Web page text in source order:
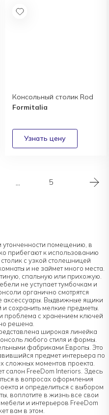
Консольный столик Rod
Formitalia
5
утонченности помещению, в
прибегают к использованию
с узкой столешницей
и не займет много места.
спальную или прихожую.
не уступает тумбочкам и
органично смотрятся
аксессуары. Выдвижные ящики
сохранить мелкие предметы.
проблема с хранением ключей
решена.
широкая линейка
любого стиля и формы.
фабриками Европы. Это
предмет интерьера по
сложных моментов проекта.
салон FreeDom Interiors. Здесь
в вопросах оформления
и определиться с выбором
воплотите в жизнь все свои
и интерьеров FreeDom
вам в этом.